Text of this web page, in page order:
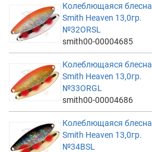
Колеблющаяся блесна
Smith Heaven 13,0гр.
№32ORSL
smith00-00004685
Колеблющаяся блесна
Smith Heaven 13,0гр.
№33ORGL
smith00-00004686
Колеблющаяся блесна
Smith Heaven 13,0гр.
№34BSL